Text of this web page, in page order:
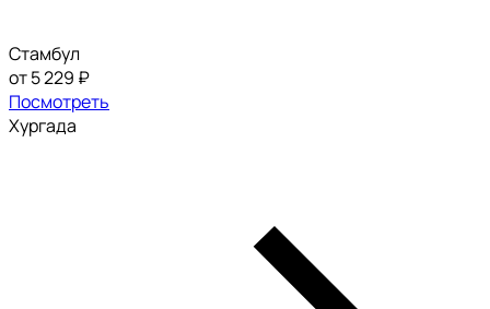
Стамбул
от 5 229 ₽
Посмотреть
Хургада